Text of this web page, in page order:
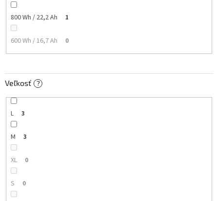
800 Wh / 22,2 Ah 1
600 Wh / 16,7 Ah 0
Veľkosť ?
L 3
M 3
XL 0
S 0